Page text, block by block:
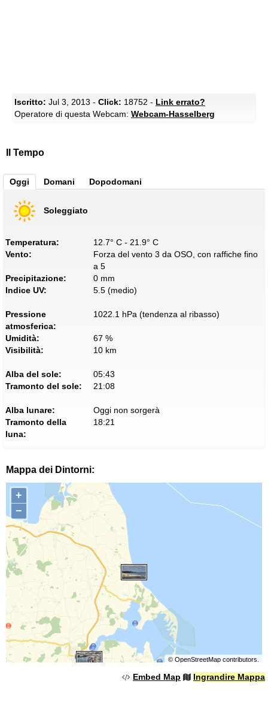
Iscritto: Jul 3, 2013 - Click: 18752 - Link errato?
Operatore di questa Webcam: Webcam-Hasselberg
Il Tempo
Oggi Domani Dopodomani
Soleggiato
Temperatura:
12.7° C - 21.9° C
Vento:
Forza del vento 3 da OSO, con raffiche fino
a 5
Precipitazione:
0 mm
Indice UV:
5.5 (medio)
Pressione
atmosferica:
1022.1 hPa (tendenza al ribasso)
Umidità:
67 %
Visibilità:
10 km
Alba del sole:
05:43
Tramonto del sole:
21:08
Alba lunare:
Oggi non sorgerà
Tramonto della
luna:
18:21
Mappa dei Dintorni:
+
−
© OpenStreetMapcontributors.
Embed Map Ingrandire Mappa